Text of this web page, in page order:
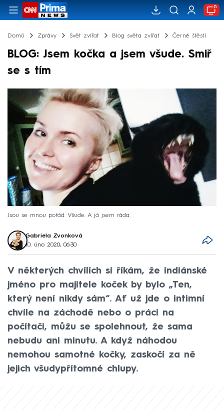
Domů Zprávy Svět zvířat Blog světa zvířat Černé štěstí
BLOG: Jsem kočka a jsem všude. Smiř
se s tím
Jsou se mnou pořád. Všude. A já jsem ráda.
Gabriela Zvonková
10. úno 2020, 06:30
V některých chvílích si říkám, že indiánské
jméno pro majitele koček by bylo „Ten,
který není nikdy sám“. Ať už jde o intimní
chvíle na záchodě nebo o práci na
počítači, můžu se spolehnout, že sama
nebudu ani minutu. A když náhodou
nemohou samotné kočky, zaskočí za ně
jejich všudypřítomné chlupy.